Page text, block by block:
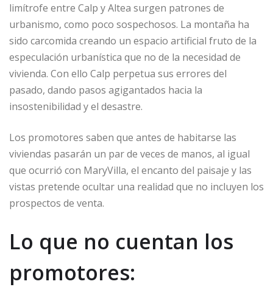
limítrofe entre Calp y Altea surgen patrones de
urbanismo, como poco sospechosos. La montaña ha
sido carcomida creando un espacio artificial fruto de la
especulación urbanística que no de la necesidad de
vivienda. Con ello Calp perpetua sus errores del
pasado, dando pasos agigantados hacia la
insostenibilidad y el desastre.
Los promotores saben que antes de habitarse las
viviendas pasarán un par de veces de manos, al igual
que ocurrió con MaryVilla, el encanto del paisaje y las
vistas pretende ocultar una realidad que no incluyen los
prospectos de venta.
Lo que no cuentan los
promotores: